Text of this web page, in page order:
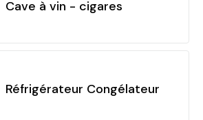
Cave à vin - cigares
Réfrigérateur Congélateur